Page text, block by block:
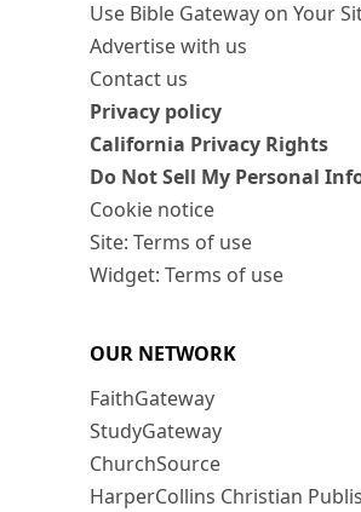
Use Bible Gateway on Your
Advertise with us
Contact us
Privacy policy
California Privacy Rights
Do Not Sell My Personal
Cookie notice
Site: Terms of use
Widget: Terms of use
OUR NETWORK
FaithGateway
StudyGateway
ChurchSource
HarperCollins Christian